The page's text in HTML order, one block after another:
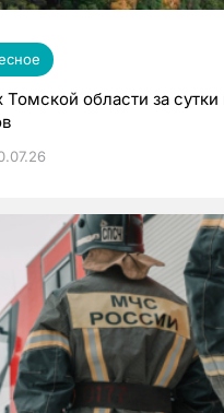
Томской области за